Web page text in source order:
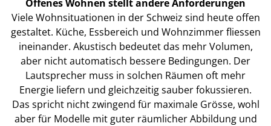
Offenes Wohnen stellt andere Anforderungen
Viele Wohnsituationen in der Schweiz sind heute offen
gestaltet. Küche, Essbereich und Wohnzimmer fliessen
ineinander. Akustisch bedeutet das mehr Volumen,
aber nicht automatisch bessere Bedingungen. Der
Lautsprecher muss in solchen Räumen oft mehr
Energie liefern und gleichzeitig sauber fokussieren.
Das spricht nicht zwingend für maximale Grösse, wohl
aber für Modelle mit guter räumlicher Abbildung und